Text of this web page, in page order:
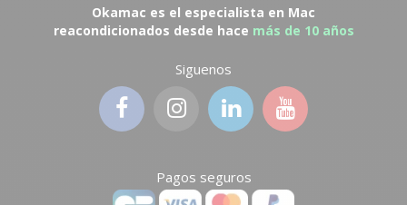
Okamac es el especialista en Mac
reacondicionados desde hace más de 10 años
Siguenos
Pagos seguros